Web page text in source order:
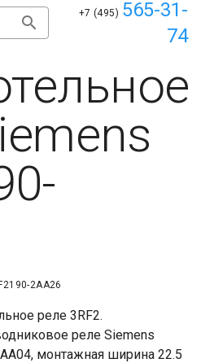
+7 (495) 565-31-
74
2AA26
реле 3RF2.
реле Siemens
монтажная ширина 22.5